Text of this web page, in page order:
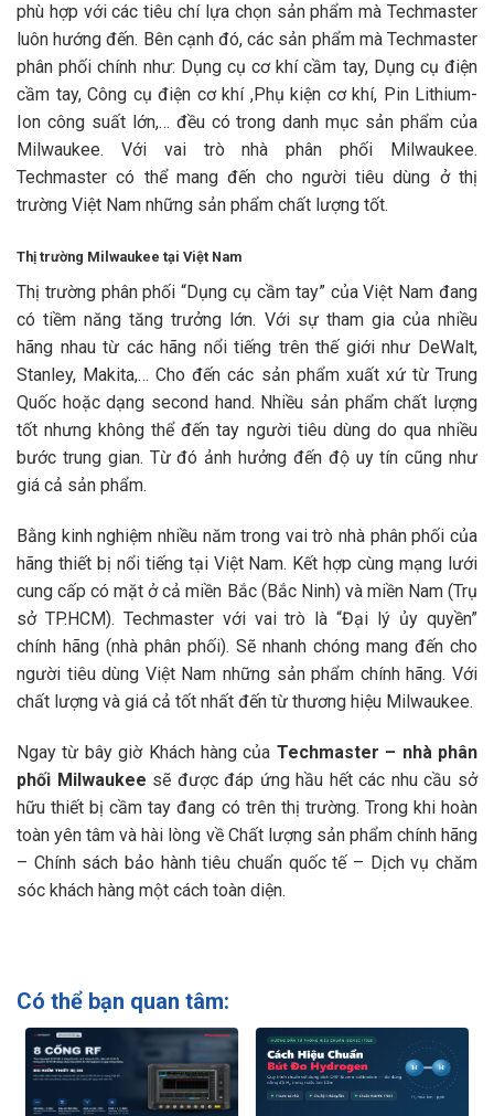
phù hợp với các tiêu chí lựa chọn sản phẩm mà Techmaster
luôn hướng đến. Bên cạnh đó, các sản phẩm mà Techmaster
phân phối chính như: Dụng cụ cơ khí cầm tay, Dụng cụ điện
cầm tay, Công cụ điện cơ khí ,Phụ kiện cơ khí, Pin Lithium-
Ion công suất lớn,… đều có trong danh mục sản phẩm của
Milwaukee. Với vai trò nhà phân phối Milwaukee.
Techmaster có thể mang đến cho người tiêu dùng ở thị
trường Việt Nam những sản phẩm chất lượng tốt.
Thị trường Milwaukee tại Việt Nam
Thị trường phân phối “Dụng cụ cầm tay” của Việt Nam đang
có tiềm năng tăng trưởng lớn. Với sự tham gia của nhiều
hãng nhau từ các hãng nổi tiếng trên thế giới như DeWalt,
Stanley, Makita,… Cho đến các sản phẩm xuất xứ từ Trung
Quốc hoặc dạng second hand. Nhiều sản phẩm chất lượng
tốt nhưng không thể đến tay người tiêu dùng do qua nhiều
bước trung gian. Từ đó ảnh hưởng đến độ uy tín cũng như
giá cả sản phẩm.
Bằng kinh nghiệm nhiều năm trong vai trò nhà phân phối của
hãng thiết bị nổi tiếng tại Việt Nam. Kết hợp cùng mạng lưới
cung cấp có mặt ở cả miền Bắc (Bắc Ninh) và miền Nam (Trụ
sở TP.HCM). Techmaster với vai trò là “Đại lý ủy quyền”
chính hãng (nhà phân phối). Sẽ nhanh chóng mang đến cho
người tiêu dùng Việt Nam những sản phẩm chính hãng. Với
chất lượng và giá cả tốt nhất đến từ thương hiệu Milwaukee.
Ngay từ bây giờ Khách hàng của Techmaster – nhà phân
phối Milwaukee sẽ được đáp ứng hầu hết các nhu cầu sở
hữu thiết bị cầm tay đang có trên thị trường. Trong khi hoàn
toàn yên tâm và hài lòng về Chất lượng sản phẩm chính hãng
– Chính sách bảo hành tiêu chuẩn quốc tế – Dịch vụ chăm
sóc khách hàng một cách toàn diện.
Có thể bạn quan tâm: